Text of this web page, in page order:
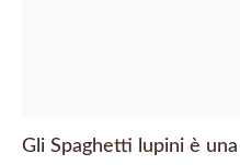
Gli Spaghetti lupini è